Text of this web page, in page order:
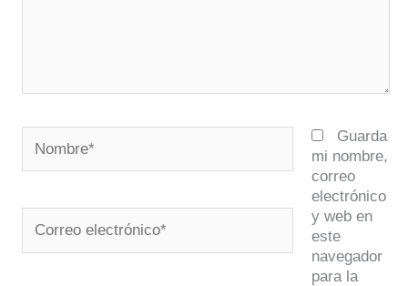
electrónico*
Guarda
mi nombre,
correo
electrónico
y web en
este
navegador
para la